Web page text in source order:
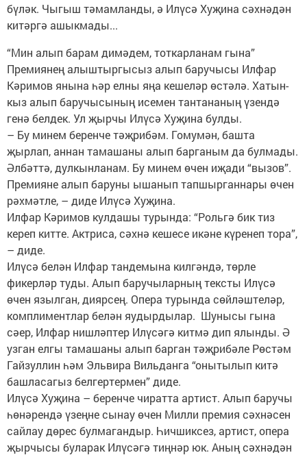
бүләк. Чыгыш тәмамланды, ә Илүсә Хуҗина сәхнәдән
китәргә ашыкмады...
“Мин алып барам димәдем, тоткарланам гына”
Премиянең алыштыргысыз алып баручысы Илфар
Кәримов янына һәр елны яңа кешеләр өстәлә. Хатын-
кыз алып баручысының исемен тантананың үзендә
генә белдек. Ул җырчы Илүсә Хуҗина булды.
– Бу минем беренче тәҗрибәм. Гомумән, башта
җырлап, аннан тамашаны алып барганым да булмады.
Әлбәттә, дулкынланам. Бу минем өчен иҗади “вызов”.
Премияне алып баруны ышанып тапшырганнары өчен
рәхмәтле, – диде Илүсә Хуҗина.
Илфар Кәримов кулдашы турында: “Рольгә бик тиз
кереп китте. Актриса, сәхнә кешесе икәне күренеп тора”,
– диде.
Илүсә белән Илфар тандемына килгәндә, төрле
фикерләр туды. Алып баручыларның тексты Илүсә
өчен язылган, диярсең. Опера турында сөйләштеләр,
комплиментлар белән яудырдылар. Шунысы гына
сәер, Илфар нишләптер Илүсәгә китмә дип ялынды. Ә
узган елгы тамашаны алып барган тәҗрибәле Рөстәм
Гайзуллин һәм Эльвира Вильданга “онытылып китә
башласагыз белгертермен” диде.
Илүсә Хуҗина – беренче чиратта артист. Алып баручы
һөнәрендә үзеңне сынау өчен Милли премия сәхнәсен
сайлау дөрес булмагандыр. Һичшиксез, артист, опера
җырчысы буларак Илүсәгә тиңнәр юк. Аның сәхнәдән